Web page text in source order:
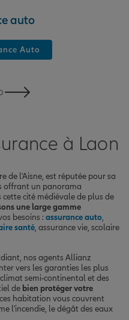
auto
Auto
à Laon
de l'Aisne, est réputée pour sa
offrant un panorama
cité médiévale de plus de
une large gamme
besoins : assurance auto,
santé, assurance vie, scolaire
nos agents Allianz
vers les garanties les plus
semi-continental et des
de bien protéger votre
habitation vous couvrent
l'incendie, le dégât des eaux